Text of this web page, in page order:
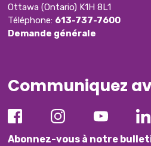
Ottawa (Ontario) K1H 8L1
Téléphone: 613-737-7600
Demande générale
Communiquez
Abonnez-vous à notre